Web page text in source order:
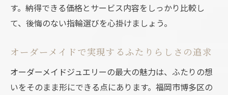
す。納得できる価格とサービス内容をしっかり比較し
て、後悔のない指輪選びを心掛けましょう。
オーダーメイドで実現するふたりらしさの追求
オーダーメイドジュエリーの最大の魅力は、ふたりの想
いをそのまま形にできる点にあります。福岡市博多区の